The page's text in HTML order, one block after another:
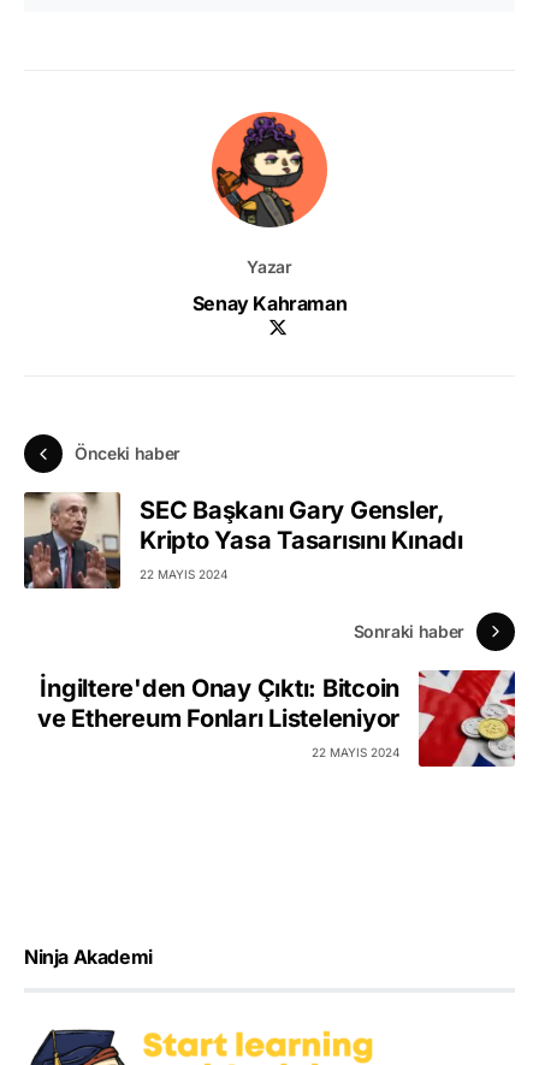
Yazar
Senay Kahraman
Önceki haber
SEC Başkanı Gary Gensler,
Kripto Yasa Tasarısını Kınadı
22 MAYIS 2024
Sonraki haber
İngiltere'den Onay Çıktı: Bitcoin
ve Ethereum Fonları Listeleniyor
22 MAYIS 2024
Ninja Akademi